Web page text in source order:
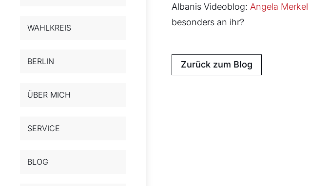
WAHLKREIS
BERLIN
ÜBER MICH
SERVICE
BLOG
Albanis Videoblog: Angela Merkel
besonders an ihr?
Zurück zum Blog